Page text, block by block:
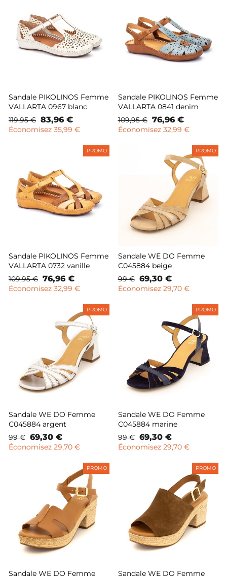
Sandale PIKOLINOS Femme
VALLARTA 0967 blanc
Prix
normal
119,95 € Prix
remisé
83,96 €
Économisez 35,99 €
Sandale PIKOLINOS Femme
VALLARTA 0841 denim
Prix
normal
109,95 € Prix
remisé
76,96 €
Économisez 32,99 €
PROMO
Sandale PIKOLINOS Femme
VALLARTA 0732 vanille
Prix
normal
109,95 € Prix
remisé
76,96 €
Économisez 32,99 €
PROMO
Sandale WE DO Femme
C045884 beige
Prix
normal
99 € Prix
remisé
69,30 €
Économisez 29,70 €
PROMO
Sandale WE DO Femme
C045884 argent
Prix
normal
99 € Prix
remisé
69,30 €
Économisez 29,70 €
PROMO
Sandale WE DO Femme
C045884 marine
Prix
normal
99 € Prix
remisé
69,30 €
Économisez 29,70 €
PROMO
Sandale WE DO Femme
PROMO
Sandale WE DO Femme